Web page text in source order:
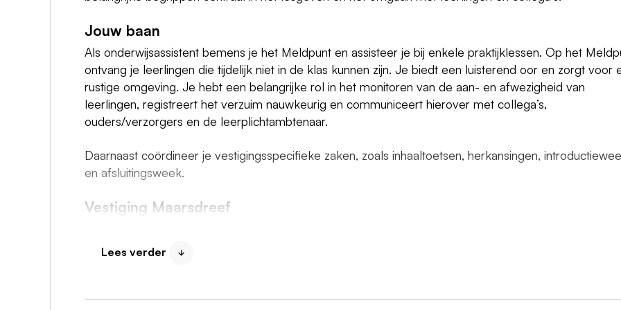
Jouw baan
Als onderwijsassistent bemens je het Meldpunt en assisteer je bij enkele praktijklessen. Op het
ontvang je leerlingen die tijdelijk niet in de klas kunnen zijn. Je biedt een luisterend oor en zorgt voor
rustige omgeving. Je hebt een belangrijke rol in het monitoren van de aan- en afwezigheid van
leerlingen, registreert het verzuim nauwkeurig en communiceert hierover met collega’s,
ouders/verzorgers en de leerplichtambtenaar.
Daarnaast coördineer je vestigingsspecifieke zaken, zoals inhaaltoetsen, herkansingen,
en afsluitingsweek.
Vestiging Maarsdreef
klas vmbo bb- en kb-leerlingen. De kleinschalige en overzichtelijke locatie biedt de beste overstap
Lees verder